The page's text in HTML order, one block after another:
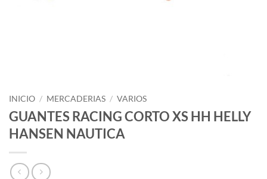
INICIO / MERCADERIAS / VARIOS
GUANTES RACING CORTO XS HH HELLY
HANSEN NAUTICA